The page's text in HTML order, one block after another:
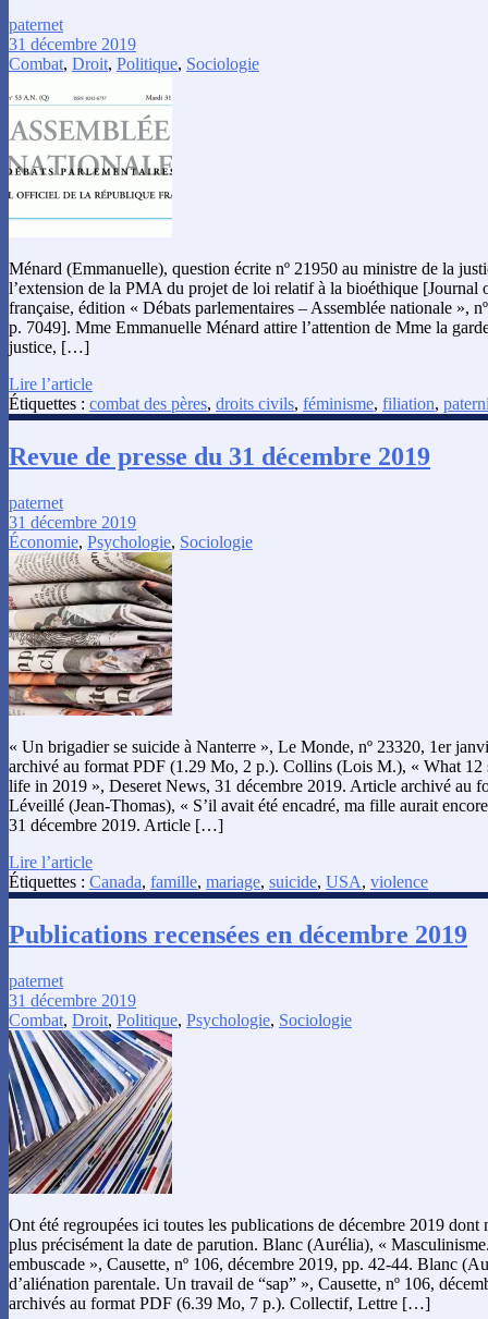
paternet
31 décembre 2019
Combat, Droit, Politique, Sociologie
Ménard (Emmanuelle), question écrite nº 21950 au ministre de la
l’extension de la PMA du projet de loi relatif à la bioéthique [Journal
française, édition « Débats parlementaires – Assemblée nationale »,
p. 7049]. Mme Emmanuelle Ménard attire l’attention de Mme la
justice, […]
Lire l’article
Étiquettes : combat des pères, droits civils, féminisme, filiation,
Revue de presse du 31 décembre 2019
paternet
31 décembre 2019
Économie, Psychologie, Sociologie
« Un brigadier se suicide à Nanterre », Le Monde, nº 23320, 1er
archivé au format PDF (1.29 Mo, 2 p.). Collins (Lois M.), « What 12
life in 2019 », Deseret News, 31 décembre 2019. Article archivé au
Léveillé (Jean-Thomas), « S’il avait été encadré, ma fille aurait
31 décembre 2019. Article […]
Lire l’article
Étiquettes : Canada, famille, mariage, suicide, USA, violence
Publications recensées en décembre 2019
paternet
31 décembre 2019
Combat, Droit, Politique, Psychologie, Sociologie
Ont été regroupées ici toutes les publications de décembre 2019 dont
plus précisément la date de parution. Blanc (Aurélia), «
embuscade », Causette, nº 106, décembre 2019, pp. 42-44. Blanc
d’aliénation parentale. Un travail de “sap” », Causette, nº 106,
archivés au format PDF (6.39 Mo, 7 p.). Collectif, Lettre […]